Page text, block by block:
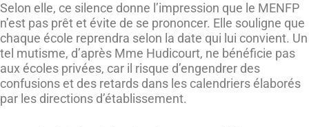
Selon elle, ce silence donne l’impression que le MENFP
n’est pas prêt et évite de se prononcer. Elle souligne que
chaque école reprendra selon la date qui lui convient. Un
tel mutisme, d’après Mme Hudicourt, ne bénéficie pas
aux écoles privées, car il risque d’engendrer des
confusions et des retards dans les calendriers élaborés
par les directions d’établissement.